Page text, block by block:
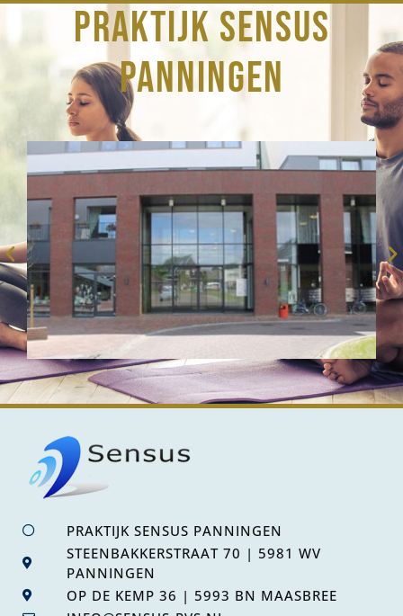
PRAKTIJK SENSUS
PANNINGEN
PRAKTIJK SENSUS PANNINGEN
STEENBAKKERSTRAAT 70 | 5981 WV
PANNINGEN
OP DE KEMP 36 | 5993 BN MAASBREE